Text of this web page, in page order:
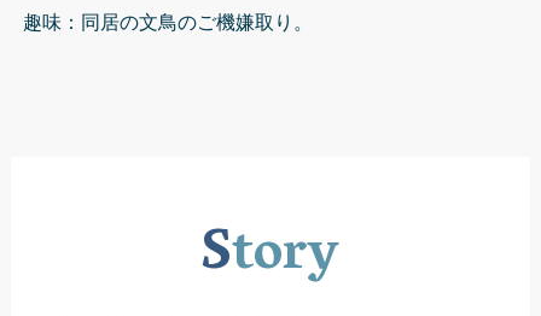
趣味：同居の文鳥のご機嫌取り。
Story